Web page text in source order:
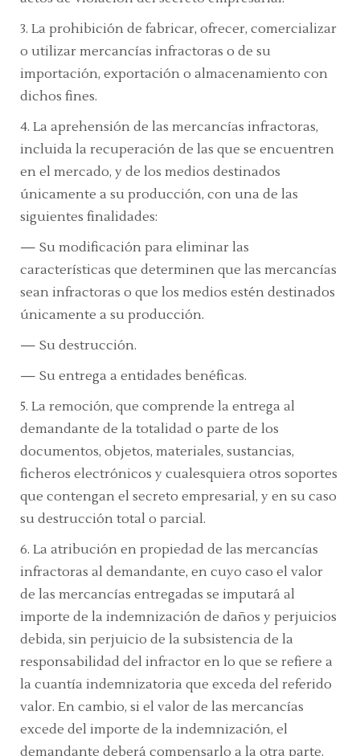
3. La prohibición de fabricar, ofrecer, comercializar
o utilizar mercancías infractoras o de su
importación, exportación o almacenamiento con
dichos fines.
4. La aprehensión de las mercancías infractoras,
incluida la recuperación de las que se encuentren
en el mercado, y de los medios destinados
únicamente a su producción, con una de las
siguientes finalidades:
— Su modificación para eliminar las
características que determinen que las mercancías
sean infractoras o que los medios estén destinados
únicamente a su producción.
— Su destrucción.
— Su entrega a entidades benéficas.
5. La remoción, que comprende la entrega al
demandante de la totalidad o parte de los
documentos, objetos, materiales, sustancias,
ficheros electrónicos y cualesquiera otros soportes
que contengan el secreto empresarial, y en su caso
su destrucción total o parcial.
6. La atribución en propiedad de las mercancías
infractoras al demandante, en cuyo caso el valor
de las mercancías entregadas se imputará al
importe de la indemnización de daños y perjuicios
debida, sin perjuicio de la subsistencia de la
responsabilidad del infractor en lo que se refiere a
la cuantía indemnizatoria que exceda del referido
valor. En cambio, si el valor de las mercancías
excede del importe de la indemnización, el
demandante deberá compensarlo a la otra parte.